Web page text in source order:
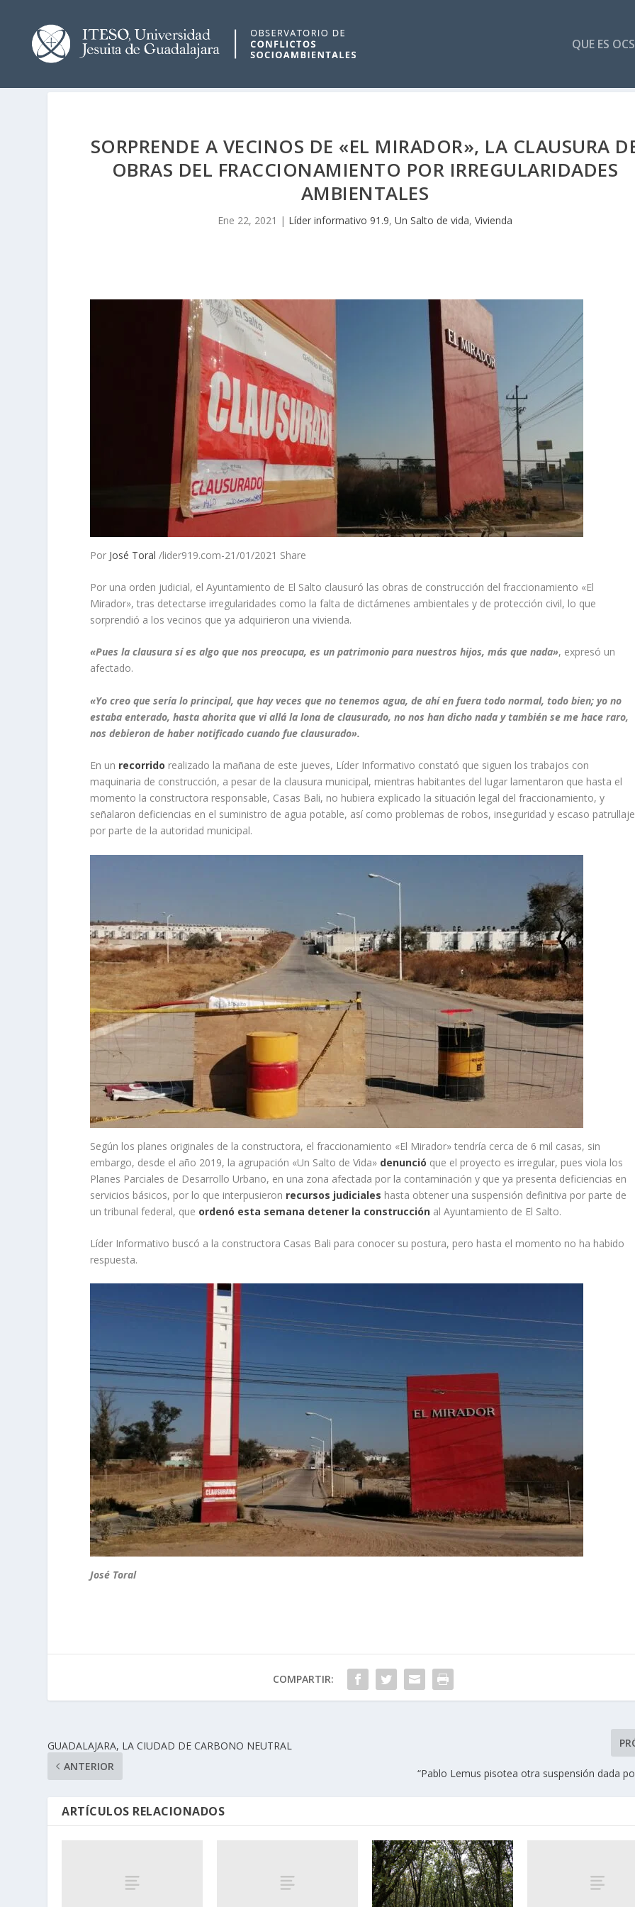
QUE ES
SORPRENDE A VECINOS DE «EL MIRADOR», LA CLAUSURA
OBRAS DEL FRACCIONAMIENTO POR IRREGULARIDADES
AMBIENTALES
Ene 22, 2021 | Líder informativo 91.9, Un Salto de vida, Vivienda
Por José Toral /lider919.com-21/01/2021 Share
Por una orden judicial, el Ayuntamiento de El Salto clausuró las obras de construcción del fraccionamiento «El
Mirador», tras detectarse irregularidades como la falta de dictámenes ambientales y de protección civil, lo que
sorprendió a los vecinos que ya adquirieron una vivienda.
«Pues la clausura sí es algo que nos preocupa, es un patrimonio para nuestros hijos, más que nada», expresó un
afectado.
«Yo creo que sería lo principal, que hay veces que no tenemos agua, de ahí en fuera todo normal, todo bien; yo no
estaba enterado, hasta ahorita que vi allá la lona de clausurado, no nos han dicho nada y también se me hace raro,
nos debieron de haber notificado cuando fue clausurado».
En un recorrido realizado la mañana de este jueves, Líder Informativo constató que siguen los trabajos con
maquinaria de construcción, a pesar de la clausura municipal, mientras habitantes del lugar lamentaron que hasta el
momento la constructora responsable, Casas Bali, no hubiera explicado la situación legal del fraccionamiento, y
señalaron deficiencias en el suministro de agua potable, así como problemas de robos, inseguridad y escaso patrullaje
por parte de la autoridad municipal.
Según los planes originales de la constructora, el fraccionamiento «El Mirador» tendría cerca de 6 mil casas, sin
embargo, desde el año 2019, la agrupación «Un Salto de Vida» denunció que el proyecto es irregular, pues viola los
Planes Parciales de Desarrollo Urbano, en una zona afectada por la contaminación y que ya presenta deficiencias en
servicios básicos, por lo que interpusieron recursos judiciales hasta obtener una suspensión definitiva por parte de
un tribunal federal, que ordenó esta semana detener la construcción al Ayuntamiento de El Salto.
Líder Informativo buscó a la constructora Casas Bali para conocer su postura, pero hasta el momento no ha habido
respuesta.
José Toral
COMPARTIR:
GUADALAJARA, LA CIUDAD DE CARBONO NEUTRAL
ANTERIOR
“Pablo Lemus pisotea otra suspensión dada
ARTÍCULOS RELACIONADOS